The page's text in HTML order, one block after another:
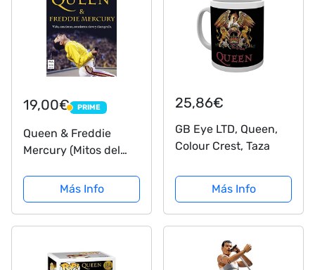
19,00€ PRIME
PRIME
Queen & Freddie
Mercury (Mitos del
Más Info
25,86€
GB Eye LTD, Queen,
Colour Crest, Taza
Más Info